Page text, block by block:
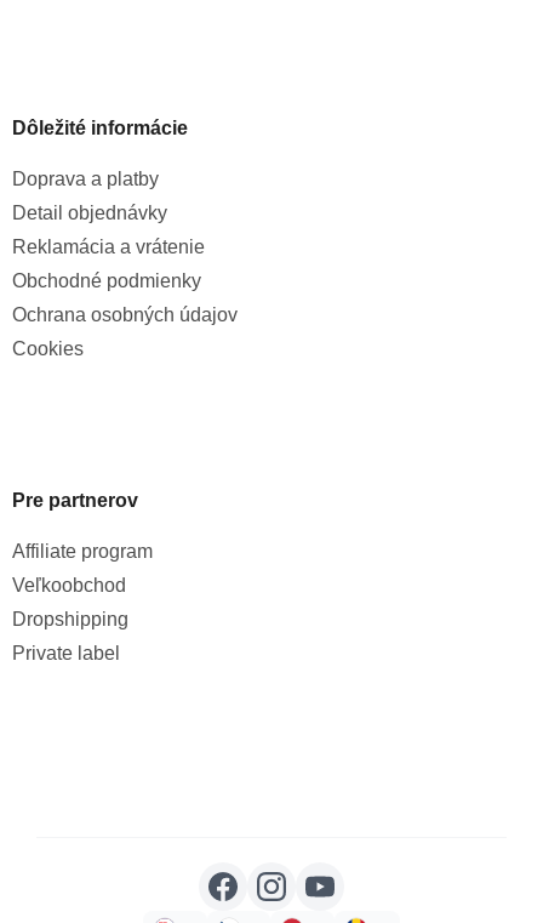
Dôležité informácie
Doprava a platby
Detail objednávky
Reklamácia a vrátenie
Obchodné podmienky
Ochrana osobných údajov
Cookies
Pre partnerov
Affiliate program
Veľkoobchod
Dropshipping
Private label